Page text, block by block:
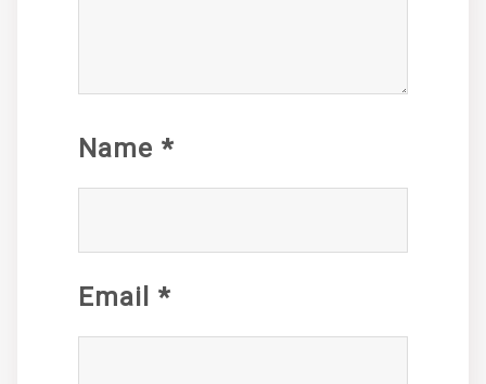
Name *
Email *